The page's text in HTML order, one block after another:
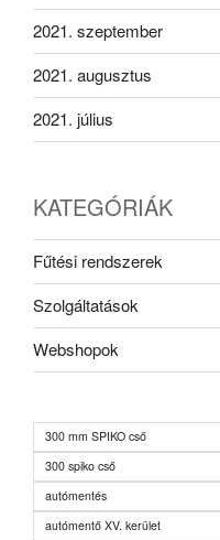
2021. szeptember
2021. augusztus
2021. július
KATEGÓRIÁK
Fűtési rendszerek
Szolgáltatások
Webshopok
300 mm SPIKO cső
300 spiko cső
autómentés
autómentő XV. kerület